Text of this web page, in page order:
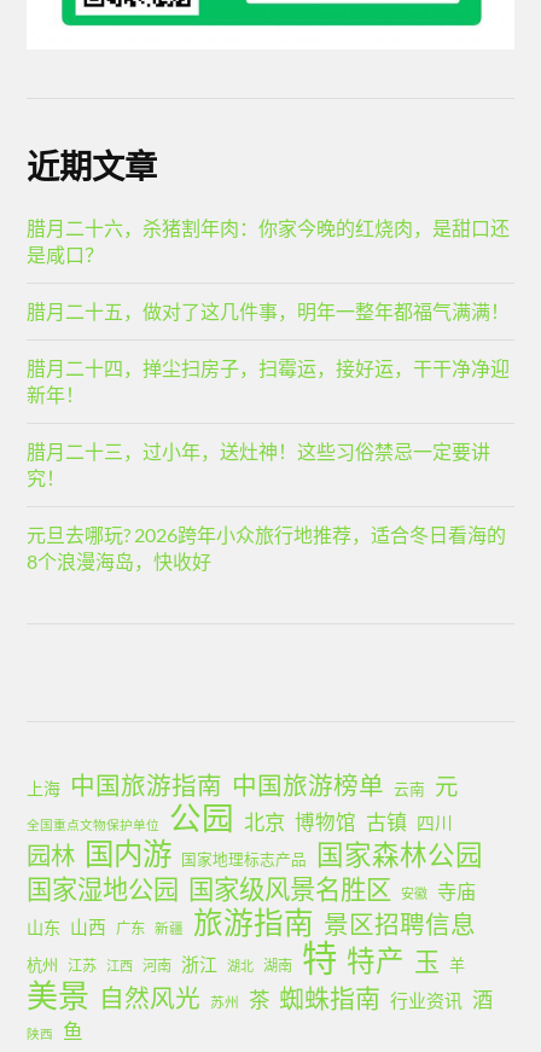
近期文章
腊月二十六，杀猪割年肉：你家今晚的红烧肉，是甜口还
是咸口？
腊月二十五，做对了这几件事，明年一整年都福气满满！
腊月二十四，掸尘扫房子，扫霉运，接好运，干干净净迎
新年！
腊月二十三，过小年，送灶神！这些习俗禁忌一定要讲
究！
元旦去哪玩? 2026跨年小众旅行地推荐，适合冬日看海的
8个浪漫海岛，快收好
上海 中国旅游指南 中国旅游榜单 云南 元
全国重点文物保护单位 公园 北京 博物馆 古镇 四川
园林 国内游 国家地理标志产品 国家森林公园
国家湿地公园 国家级风景名胜区 安徽 寺庙
山东 山西 广东 新疆 旅游指南 景区招聘信息
杭州 江苏 江西 河南 浙江 湖北 湖南 特 特产 玉 羊
美景 自然风光 苏州 茶 蜘蛛指南 行业资讯 酒
陕西 鱼